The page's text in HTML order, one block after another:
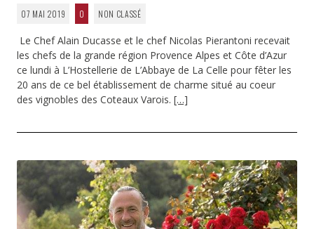
07 MAI 2019 0 NON CLASSÉ
Le Chef Alain Ducasse et le chef Nicolas Pierantoni recevait
les chefs de la grande région Provence Alpes et Côte d’Azur
ce lundi à L’Hostellerie de L’Abbaye de La Celle pour fêter les
20 ans de ce bel établissement de charme situé au coeur
des vignobles des Coteaux Varois. […]